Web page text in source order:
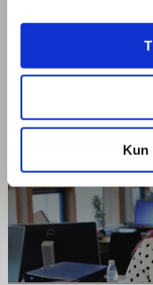
Kun
På kontoruddannelsen
kontakt med kunder og
regneark, databaser og